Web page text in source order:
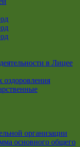
в Лицее
оздоровления
организации
основного общего